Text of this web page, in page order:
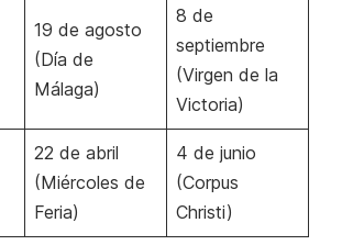
19 de agosto
(Día de
Málaga)
8 de
septiembre
(Virgen de la
Victoria)
22 de abril
(Miércoles de
Feria)
4 de junio
(Corpus
Christi)